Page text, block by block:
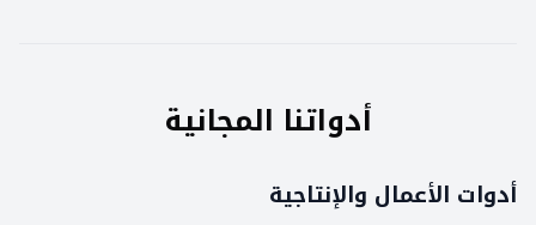
أدواتنا المجانية
أدوات الأعمال والإنتاجية